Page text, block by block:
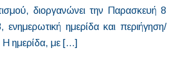
διοργανώνει την Παρασκευή 8
ημερίδα και περιήγηση/
Η ημερίδα, με […]